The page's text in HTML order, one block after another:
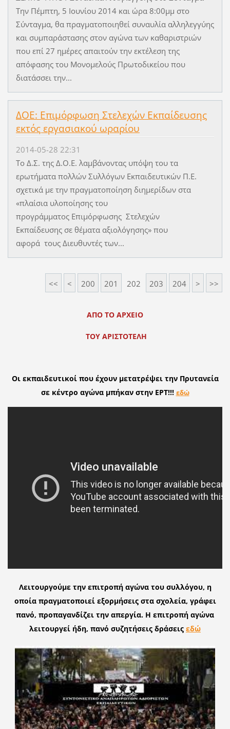
Την Πέμπτη, 5 Ιουνίου 2014 και ώρα 8:00μμ στο
Σύνταγμα, θα πραγματοποιηθεί συναυλία αλληλεγγύης
και συμπαράστασης στον αγώνα των καθαριστριών
που επί 27 ημέρες απαιτούν την εκτέλεση της
απόφασης του Μονομελούς Πρωτοδικείου που
διατάσσει την...
ΔΟΕ: Επιμόρφωση Στελεχών Εκπαίδευσης
εκτός εργασιακού ωραρίου
2014-05-28 22:31
Το Δ.Σ. της Δ.Ο.Ε. λαμβάνοντας υπόψη του τα
ερωτήματα πολλών Συλλόγων Εκπαιδευτικών Π.Ε.
σχετικά με την πραγματοποίηση διημερίδων στα
«πλαίσια υλοποίησης του
προγράμματος Επιμόρφωσης Στελεχών
Εκπαίδευσης σε θέματα αξιολόγησης» που
αφορά τους Διευθυντές των...
<< < 200 201 202 203 204 > >>
ΑΠΟ ΤΟ ΑΡΧΕΙΟ
ΤΟΥ ΑΡΙΣΤΟΤΕΛΗ
Οι εκπαιδευτικοί που έχουν μετατρέψει την Πρυτανεία
σε κέντρο αγώνα μπήκαν στην ΕΡΤ!!! εδώ
Λειτουργούμε την επιτροπή αγώνα του συλλόγου, η
οποία πραγματοποιεί εξορμήσεις στα σχολεία, γράφει
πανό, προπαγανδίζει την απεργία. Η επιτροπή αγώνα
λειτουργεί ήδη, πανό συζητήσεις δράσεις εδώ